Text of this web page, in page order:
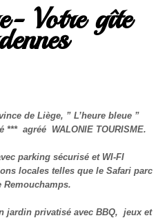
Votre gîte
de Liège, ” L’heure bleue ”
agréé WALONIE TOURISME.
parking sécurisé et WI-FI
locales telles que le Safari parc
Remouchamps.
jardin privatisé avec BBQ, jeux et